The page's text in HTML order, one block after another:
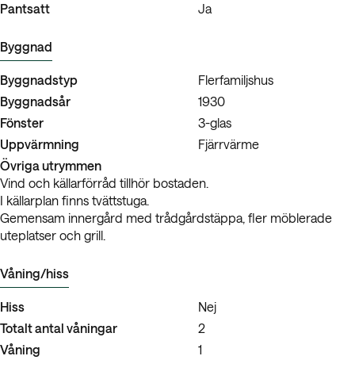
Pantsatt Ja
Byggnad
Byggnadstyp
Flerfamiljshus
Byggnadsår
1930
Fönster
3-glas
Uppvärmning
Fjärrvärme
Övriga utrymmen
Vind och källarförråd tillhör bostaden.
I källarplan finns tvättstuga.
Gemensam innergård med trådgårdstäppa, fler möblerade
uteplatser och grill.
Våning/hiss
Hiss
Nej
Totalt antal våningar
2
Våning
1